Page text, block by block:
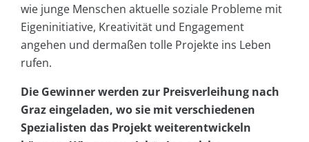
wie junge Menschen aktuelle soziale Probleme mit
Eigeninitiative, Kreativität und Engagement
angehen und dermaßen tolle Projekte ins Leben
rufen.
Die Gewinner werden zur Preisverleihung nach
Graz eingeladen, wo sie mit verschiedenen
Spezialisten das Projekt weiterentwickeln